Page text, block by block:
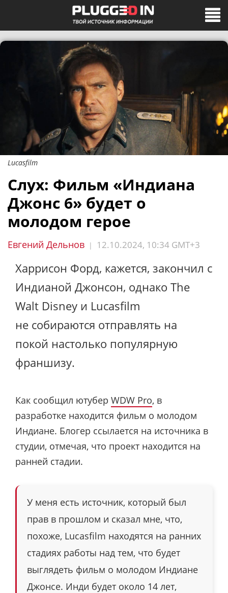
Lucasfilm
Слух: Фильм «Индиана
Джонс 6» будет о
молодом герое
Евгений Дельнов | 12.10.2024, 10:34 GMT+3
Харрисон Форд, кажется, закончил с
Индианой Джонсон, однако The
Walt Disney и Lucasfilm
не собираются отправлять на
покой настолько популярную
франшизу.
Как сообщил ютубер WDW Pro, в
разработке находится фильм о молодом
Индиане. Блогер ссылается на источника в
студии, отмечая, что проект находится на
ранней стадии.
У меня есть источник, который был
прав в прошлом и сказал мне, что,
похоже, Lucasfilm находятся на ранних
стадиях работы над тем, что будет
выглядеть фильм о молодом Индиане
Джонсе. Инди будет около 14 лет,